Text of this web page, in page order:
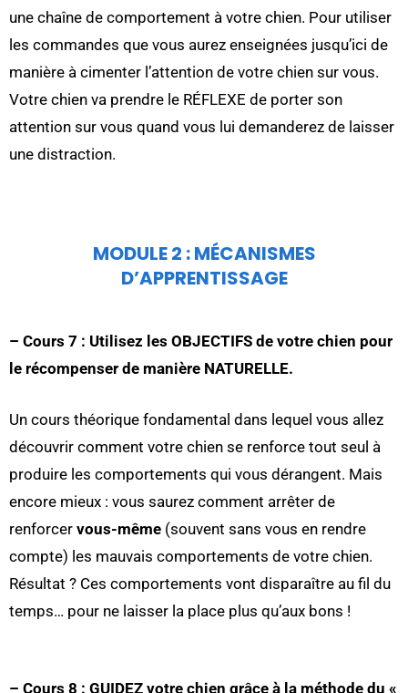
une chaîne de comportement à votre chien. Pour utiliser
les commandes que vous aurez enseignées jusqu’ici de
manière à cimenter l’attention de votre chien sur vous.
Votre chien va prendre le RÉFLEXE de porter son
attention sur vous quand vous lui demanderez de laisser
une distraction.
MODULE 2 : MÉCANISMES
D’APPRENTISSAGE
– Cours 7 : Utilisez les OBJECTIFS de votre chien pour
le récompenser de manière NATURELLE.
Un cours théorique fondamental dans lequel vous allez
découvrir comment votre chien se renforce tout seul à
produire les comportements qui vous dérangent. Mais
encore mieux : vous saurez comment arrêter de
renforcer vous-même (souvent sans vous en rendre
compte) les mauvais comportements de votre chien.
Résultat ? Ces comportements vont disparaître au fil du
temps… pour ne laisser la place plus qu’aux bons !
– Cours 8 : GUIDEZ votre chien grâce à la méthode du «